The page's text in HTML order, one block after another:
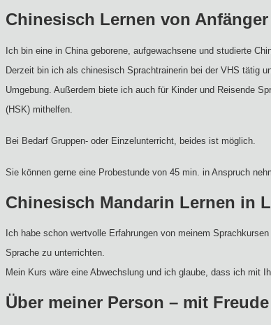
Chinesisch Lernen von
Ich bin eine in China geborene, aufgewachsene und studierte
Derzeit bin ich als chinesisch Sprachtrainerin bei der VHS tätig
Umgebung. Außerdem biete ich auch für Kinder und Reisende
(HSK) mithelfen.
Bei Bedarf Gruppen- oder Einzelunterricht, beides ist möglich.
Sie können gerne eine Probestunde von 45 min. in Anspruch
Chinesisch Mandarin Lernen in
Ich habe schon wertvolle Erfahrungen von meinem
Sprache zu unterrichten.
Mein Kurs wäre eine Abwechslung und ich glaube, dass ich mit
Über meiner Person – mit